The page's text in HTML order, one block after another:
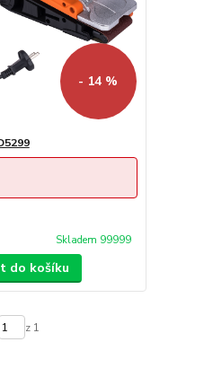
- 14 %
Skladem 99999
do košíku
z 1